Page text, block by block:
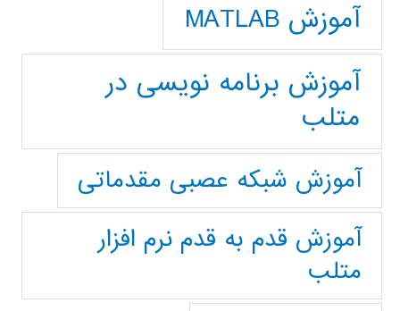
آموزش MATLAB
آموزش برنامه نویسی در
متلب
آموزش شبکه عصبی مقدماتی
آموزش قدم به قدم نرم افزار
متلب